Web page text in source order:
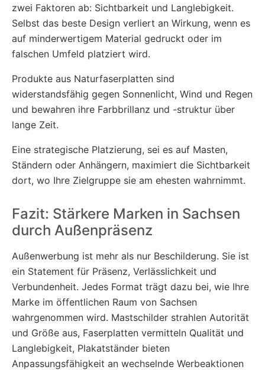
zwei Faktoren ab: Sichtbarkeit und Langlebigkeit.
Selbst das beste Design verliert an Wirkung, wenn es
auf minderwertigem Material gedruckt oder im
falschen Umfeld platziert wird.
Produkte aus Naturfaserplatten sind
widerstandsfähig gegen Sonnenlicht, Wind und Regen
und bewahren ihre Farbbrillanz und -struktur über
lange Zeit.
Eine strategische Platzierung, sei es auf Masten,
Ständern oder Anhängern, maximiert die Sichtbarkeit
dort, wo Ihre Zielgruppe sie am ehesten wahrnimmt.
Fazit: Stärkere Marken in Sachsen
durch Außenpräsenz
Außenwerbung ist mehr als nur Beschilderung. Sie ist
ein Statement für Präsenz, Verlässlichkeit und
Verbundenheit. Jedes Format trägt dazu bei, wie Ihre
Marke im öffentlichen Raum von Sachsen
wahrgenommen wird. Mastschilder strahlen Autorität
und Größe aus, Faserplatten vermitteln Qualität und
Langlebigkeit, Plakatständer bieten
Anpassungsfähigkeit an wechselnde Werbeaktionen